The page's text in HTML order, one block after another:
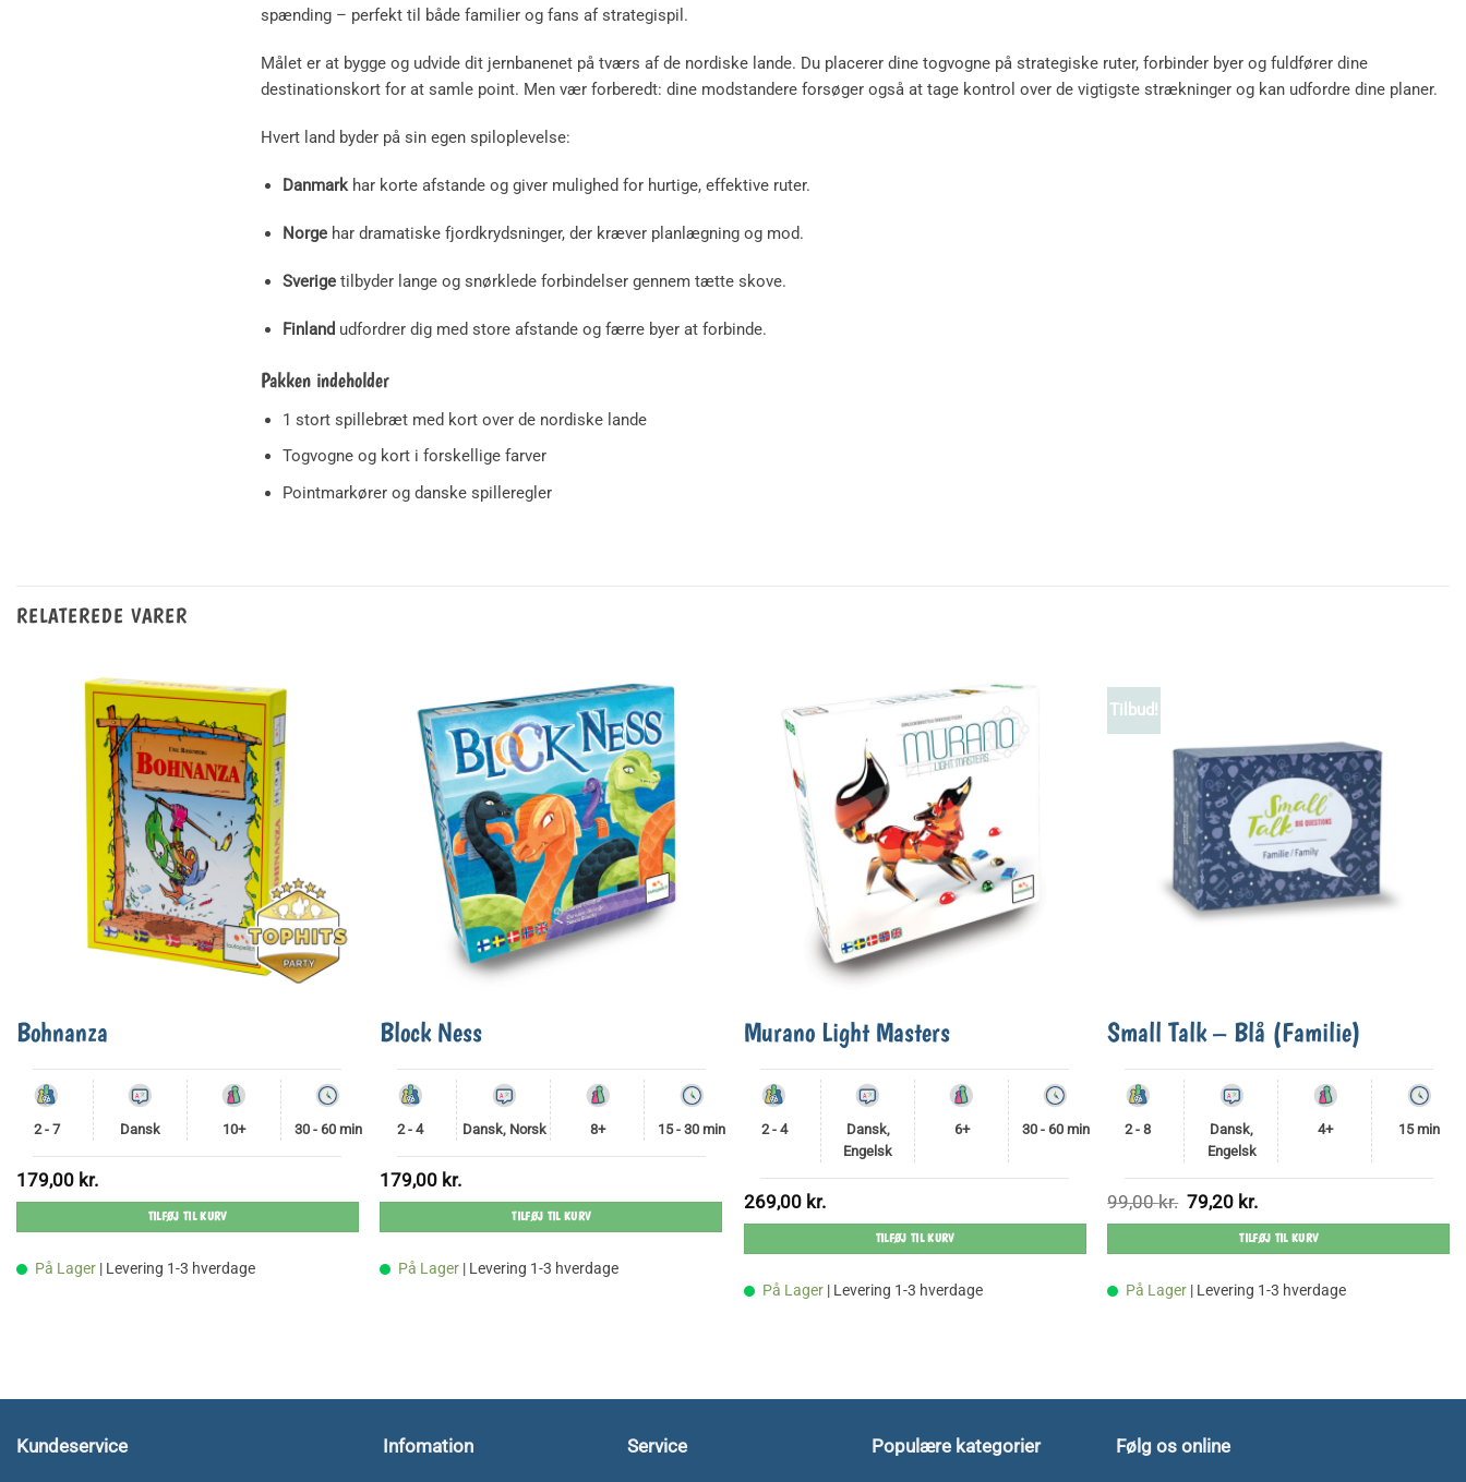
spænding – perfekt til både familier og fans af strategispil.
Målet er at bygge og udvide dit jernbanenet på tværs af de nordiske lande. Du placerer dine togvogne på strategiske ruter, forbinder byer og fuldfører dine
destinationskort for at samle point. Men vær forberedt: dine modstandere forsøger også at tage kontrol over de vigtigste strækninger og kan udfordre dine planer.
Hvert land byder på sin egen spiloplevelse:
Danmarkhar korte afstande og giver mulighed for hurtige, effektive ruter.
Norgehar dramatiske fjordkrydsninger, der kræver planlægning og mod.
Sverigetilbyder lange og snørklede forbindelser gennem tætte skove.
Finland udfordrer dig med store afstande og færre byer at forbinde.
Pakken indeholder
1 stort spillebræt med kort over de nordiske lande
Togvogne og kort i forskellige farver
Pointmarkører og danske spilleregler
RELATEREDE VARER
Bohnanza
2 - 7 Dansk 10+ 30 - 60 min
179,00 kr.
TILFØJ TIL KURV
På Lager | Levering 1-3 hverdage
Block Ness
2 - 4 Dansk, Norsk 8+ 15 - 30 min
179,00 kr.
TILFØJ TIL KURV
På Lager | Levering 1-3 hverdage
Murano Light Masters
2 - 4
Dansk,
Engelsk
6+ 30 - 60 min
269,00 kr.
TILFØJ TIL KURV
På Lager | Levering 1-3 hverdage
Tilbud!
Small Talk – Blå (Familie)
2 - 8
Dansk,
Engelsk
4+ 15 min
99,00kr. Den
oprindelige
pris
99,00 kr..
79,20 kr.
aktuelle
pris
er:
79,20 kr..
TILFØJ TIL KURV
På Lager | Levering 1-3 hverdage
Kundeservice Infomation Service Populære kategorier Følg os online